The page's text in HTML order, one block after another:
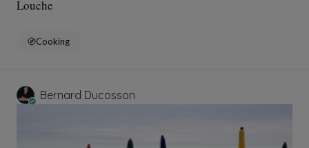
Louche
Cooking
Bernard Ducosson